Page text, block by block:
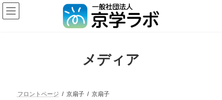
メディア
フロントページ 京扇子 京扇子